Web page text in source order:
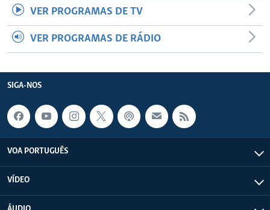
VER PROGRAMAS DE TV
VER PROGRAMAS DE RÁDIO
SIGA-NOS
VOA PORTUGUÊS
VÍDEO